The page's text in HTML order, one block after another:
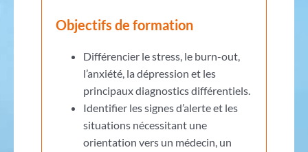
Objectifs de formation
Différencier le stress, le burn-out,
l’anxiété, la dépression et les
principaux diagnostics différentiels.
Identifier les signes d’alerte et les
situations nécessitant une
orientation vers un médecin, un